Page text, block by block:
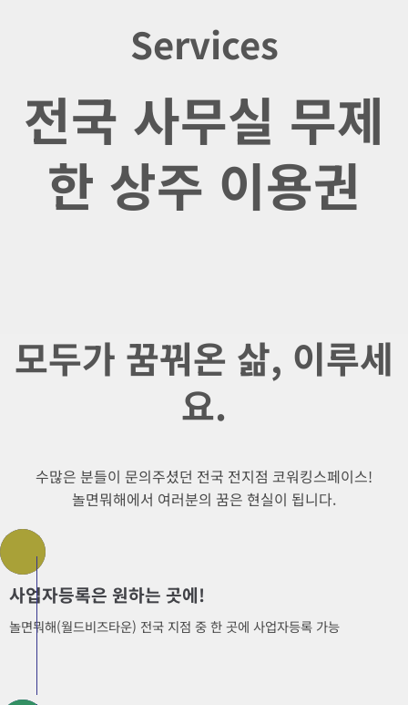
Services
전국 사무실 무제
한 상주 이용권
모두가 꿈꿔온 삶, 이루세
요.
수많은 분들이 문의주셨던 전국 전지점 코워킹스페이스!
놀면뭐해에서 여러분의 꿈은 현실이 됩니다.
사업자등록은 원하는 곳에!
놀면뭐해(월드비즈타운) 전국 지점 중 한 곳에 사업자등록 가능